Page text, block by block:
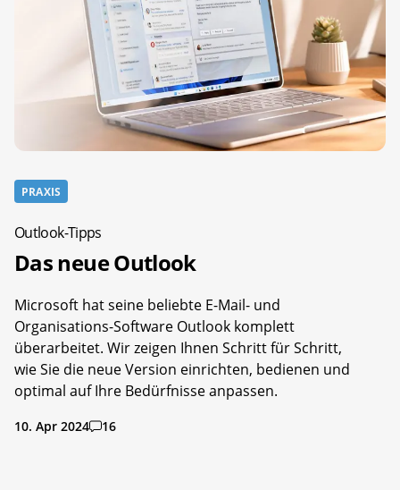
PRAXIS
Outlook-Tipps
Das neue Outlook
Microsoft hat seine beliebte E-Mail- und
Organisations-Software Outlook komplett
überarbeitet. Wir zeigen Ihnen Schritt für Schritt,
wie Sie die neue Version einrichten, bedienen und
optimal auf Ihre Bedürfnisse anpassen.
10. Apr 2024 16